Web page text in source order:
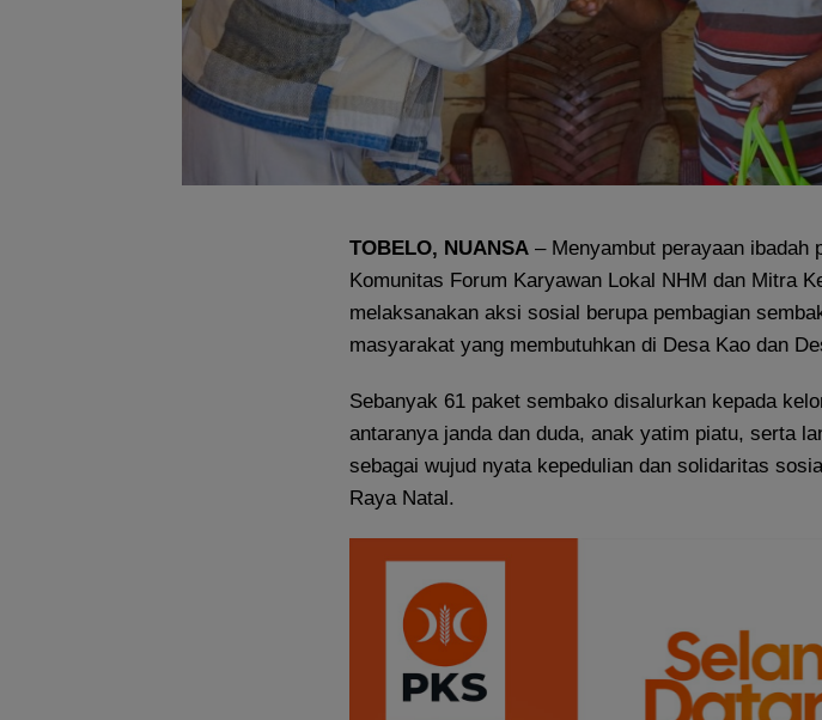
TOBELO, NUANSA – Menyambut perayaan ibadah
Komunitas Forum Karyawan Lokal NHM dan Mitra
melaksanakan aksi sosial berupa pembagian
masyarakat yang membutuhkan di Desa Kao dan
Sebanyak 61 paket sembako disalurkan kepada
antaranya janda dan duda, anak yatim piatu, serta
sebagai wujud nyata kepedulian dan solidaritas
Raya Natal.